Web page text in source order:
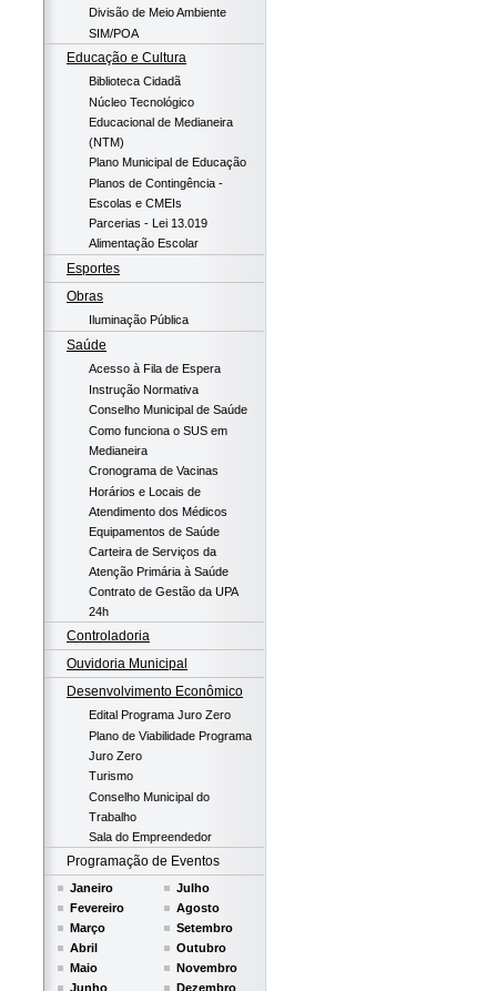
Divisão de Meio Ambiente
SIM/POA
Educação e Cultura
Biblioteca Cidadã
Núcleo Tecnológico
Educacional de Medianeira
(NTM)
Plano Municipal de Educação
Planos de Contingência -
Escolas e CMEIs
Parcerias - Lei 13.019
Alimentação Escolar
Esportes
Obras
Iluminação Pública
Saúde
Acesso à Fila de Espera
Instrução Normativa
Conselho Municipal de Saúde
Como funciona o SUS em
Medianeira
Cronograma de Vacinas
Horários e Locais de
Atendimento dos Médicos
Equipamentos de Saúde
Carteira de Serviços da
Atenção Primária à Saúde
Contrato de Gestão da UPA
24h
Controladoria
Ouvidoria Municipal
Desenvolvimento Econômico
Edital Programa Juro Zero
Plano de Viabilidade Programa
Juro Zero
Turismo
Conselho Municipal do
Trabalho
Sala do Empreendedor
Programação de Eventos
Janeiro
Fevereiro
Março
Abril
Maio
Junho
Julho
Agosto
Setembro
Outubro
Novembro
Dezembro